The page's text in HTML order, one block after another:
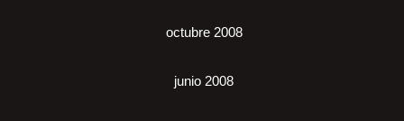
octubre 2008
junio 2008